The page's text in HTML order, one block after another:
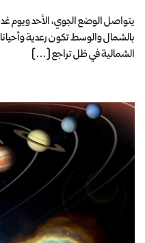
يتواصل الوضع الجوي، الأحد ويوم غد
بالشمال والوسط تكون رعدية
الشمالية في ظل تراجع […]